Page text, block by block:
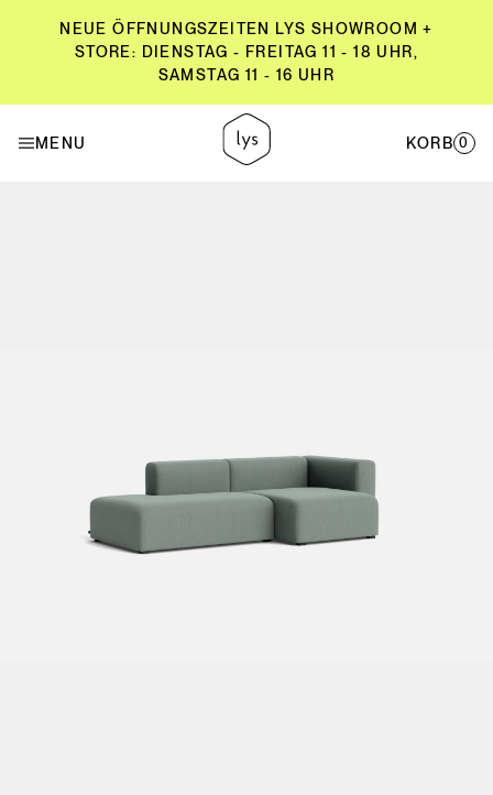
NEUE ÖFFNUNGSZEITEN LYS SHOWROOM +
STORE: DIENSTAG - FREITAG 11 - 18 UHR,
SAMSTAG 11 - 16 UHR
MENU KORB 0
STORE: DIENSTAG - FREITAG 11 - 18 UHR,
SAMSTAG 11 - 16 UHR